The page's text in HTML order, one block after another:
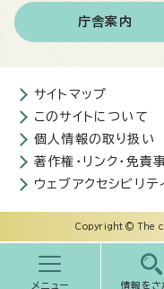
メニュー 情報をさ
庁舎案内
サイトマップ
このサイトについて
個人情報の取り扱い
著作権・リンク・免責
ウェブアクセシビリテ
Copyright © The